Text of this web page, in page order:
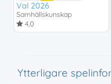
Val 2026
Samhällskunskap
4,0
Ytterligare